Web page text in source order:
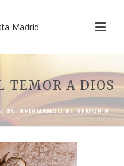
TEMOR A DIOS
/ 05- AFIRMANDO EL TEMOR A